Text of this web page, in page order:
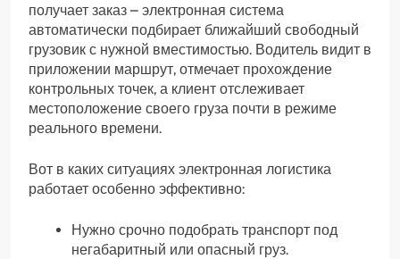
получает заказ – электронная система
автоматически подбирает ближайший свободный
грузовик с нужной вместимостью. Водитель видит в
приложении маршрут, отмечает прохождение
контрольных точек, а клиент отслеживает
местоположение своего груза почти в режиме
реального времени.
Вот в каких ситуациях электронная логистика
работает особенно эффективно:
Нужно срочно подобрать транспорт под
негабаритный или опасный груз.